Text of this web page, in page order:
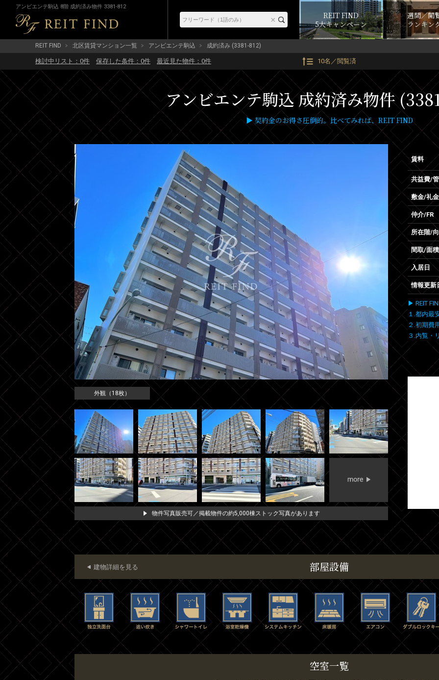
アンビエンテ駒込 8階 成約済み物件 3381-812
REIT FIND
5大キャンペーン
週間／閲
ランキン
REIT FIND 北区賃貸マンション一覧 アンビエンテ駒込 成約済み (3381-812)
検討中リスト： 0件 保存した条件： 0件 最近見た物件： 0件 10名／閲覧済
アンビエンテ駒込 成約済み物件
▶ 契約金のお得さ圧倒的。比べてみれば、REIT FIND
外観（18枚）
物件写真販売可／掲載物件の約5,000棟ストック写真があります
賃料
共益費/
敷金/礼金
仲介/FR
所在階/
間取/面積
入居日
情報更新
▶ REIT
１.都内最
２.初期費
３.内覧・
部屋設備
建物詳細を見る
空室一覧